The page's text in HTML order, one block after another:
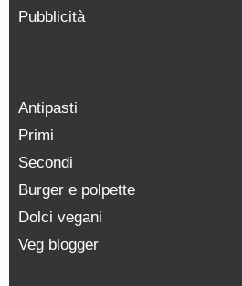
Pubblicità
Antipasti
Primi
Secondi
Burger e polpette
Dolci vegani
Veg blogger